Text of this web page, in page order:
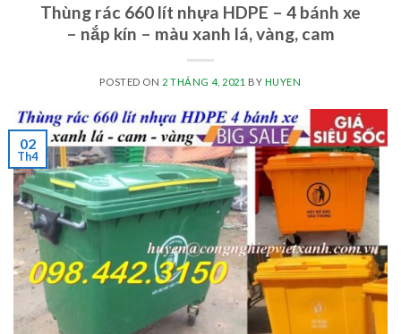
Thùng rác 660 lít nhựa HDPE – 4 bánh xe
– nắp kín – màu xanh lá, vàng, cam
POSTED ON 2 THÁNG 4, 2021 BY HUYEN
02
Th4